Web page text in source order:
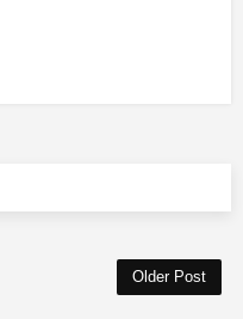
Older Post